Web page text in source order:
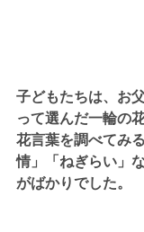
子どもたちは、お
って選んだ一輪の
花言葉を調べてみ
情」「ねぎらい」
がばかりでした。